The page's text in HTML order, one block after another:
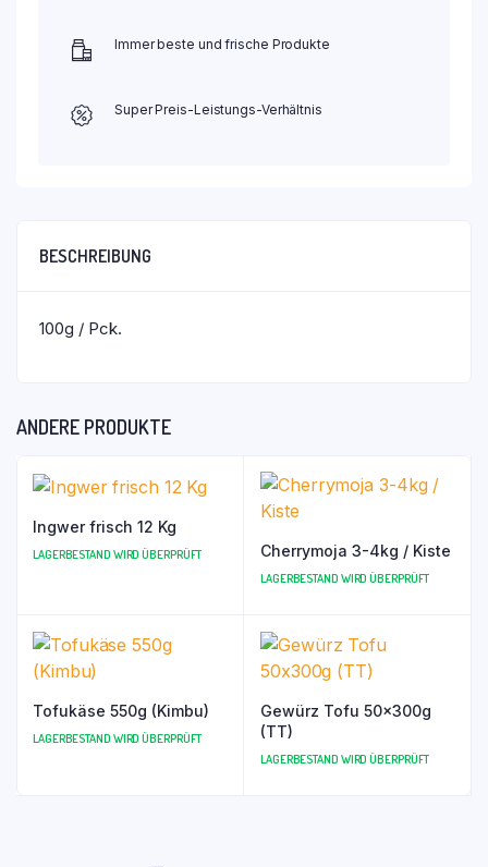
Immer beste und frische Produkte
Super Preis-Leistungs-Verhältnis
BESCHREIBUNG
100g / Pck.
ANDERE PRODUKTE
Ingwer frisch 12 Kg
LAGERBESTAND WIRD ÜBERPRÜFT Cherrymoja 3-4kg / Kiste
LAGERBESTAND WIRD ÜBERPRÜFT
Tofukäse 550g (Kimbu)
LAGERBESTAND WIRD ÜBERPRÜFT
Gewürz Tofu 50x300g
(TT)
LAGERBESTAND WIRD ÜBERPRÜFT